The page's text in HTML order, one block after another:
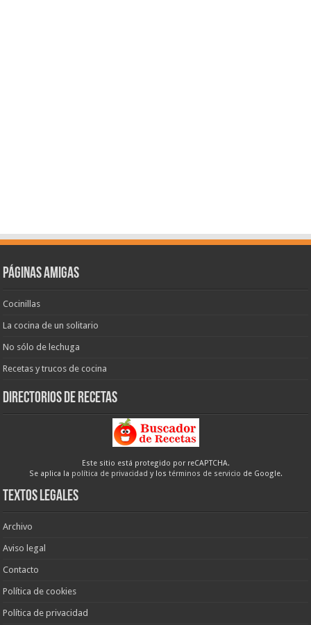
Páginas amigas
Cocinillas
La cocina de un solitario
No sólo de lechuga
Recetas y trucos de cocina
Directorios de recetas
Este sitio está protegido por reCAPTCHA.
Se aplica la política de privacidad y los términos de servicio de Google.
Textos legales
Archivo
Aviso legal
Contacto
Política de cookies
Política de privacidad